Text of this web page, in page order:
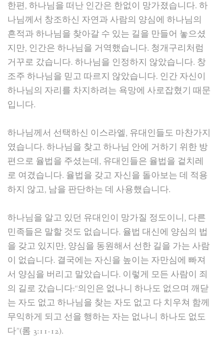
한편, 하나님을 떠난 인간은 한없이 망가졌습니다. 하
나님께서 창조하신 자연과 사람의 양심에 하나님의
흔적과 하나님을 찾아갈 수 있는 길을 만들어 놓으셨
지만, 인간은 하나님을 거역했습니다. 청개구리처럼
거꾸로 갔습니다. 하나님을 인정하지 않았습니다. 창
조주 하나님을 믿고 따르지 않았습니다. 인간 자신이
하나님의 자리를 차지하려는 욕망에 사로잡혔기 때문
입니다.
하나님께서 선택하신 이스라엘, 유대인들도 마찬가지
였습니다. 하나님을 찾고 하나님 안에 거하기 위한 방
편으로 율법을 주셨는데, 유대인들은 율법을 겉치레
로 여겼습니다. 율법을 갖고 자신을 돌아보는 데 적용
하지 않고, 남을 판단하는 데 사용했습니다.
하나님을 알고 있던 유대인이 망가질 정도이니, 다른
민족들은 말할 것도 없습니다. 율법 대신에 양심의 법
을 갖고 있지만, 양심을 동원해서 선한 길을 가는 사람
이 없습니다. 결국에는 자신을 높이는 자만심에 빠져
서 양심을 버리고 말았습니다. 이렇게 모든 사람이 죄
의 길로 갔습니다:“의인은 없나니 하나도 없으며 깨닫
는 자도 없고 하나님을 찾는 자도 없고 다 치우쳐 함께
무익하게 되고 선을 행하는 자는 없나니 하나도 없도
다”(롬 3:11-12).